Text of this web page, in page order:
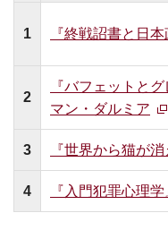
1 『終戦詔書と日
2
『バフェットと
マン・ダルミア
3 『世界から猫が
4 『入門犯罪心理